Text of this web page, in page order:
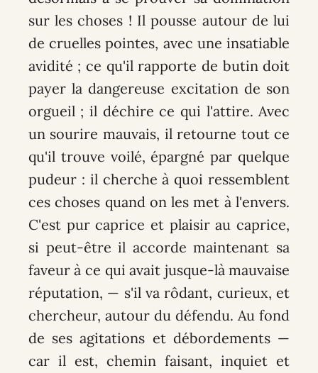
sur les choses ! Il pousse autour de lui
de cruelles pointes, avec une insatiable
avidité ; ce qu'il rapporte de butin doit
payer la dangereuse excitation de son
orgueil ; il déchire ce qui l'attire. Avec
un sourire mauvais, il retourne tout ce
qu'il trouve voilé, épargné par quelque
pudeur : il cherche à quoi ressemblent
ces choses quand on les met à l'envers.
C'est pur caprice et plaisir au caprice,
si peut-être il accorde maintenant sa
faveur à ce qui avait jusque-là mauvaise
réputation, — s'il va rôdant, curieux, et
chercheur, autour du défendu. Au fond
de ses agitations et débordements —
car il est, chemin faisant, inquiet et